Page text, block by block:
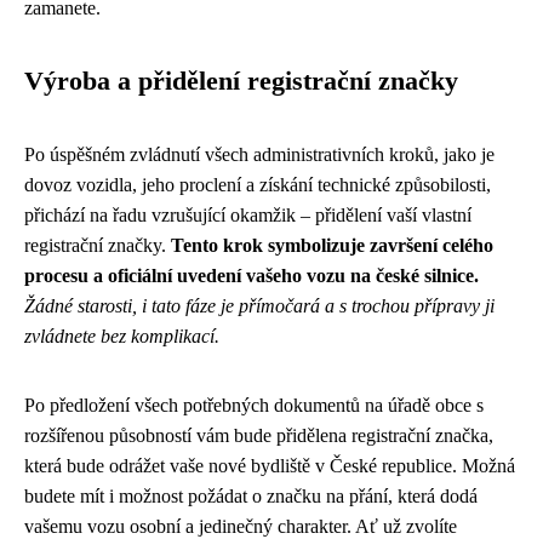
zamanete.
Výroba a přidělení registrační značky
Po úspěšném zvládnutí všech administrativních kroků, jako je
dovoz vozidla, jeho proclení a získání technické způsobilosti,
přichází na řadu vzrušující okamžik – přidělení vaší vlastní
registrační značky. Tento krok symbolizuje završení celého
procesu a oficiální uvedení vašeho vozu na české silnice.
Žádné starosti, i tato fáze je přímočará a s trochou přípravy ji
zvládnete bez komplikací.
Po předložení všech potřebných dokumentů na úřadě obce s
rozšířenou působností vám bude přidělena registrační značka,
která bude odrážet vaše nové bydliště v České republice. Možná
budete mít i možnost požádat o značku na přání, která dodá
vašemu vozu osobní a jedinečný charakter. Ať už zvolíte